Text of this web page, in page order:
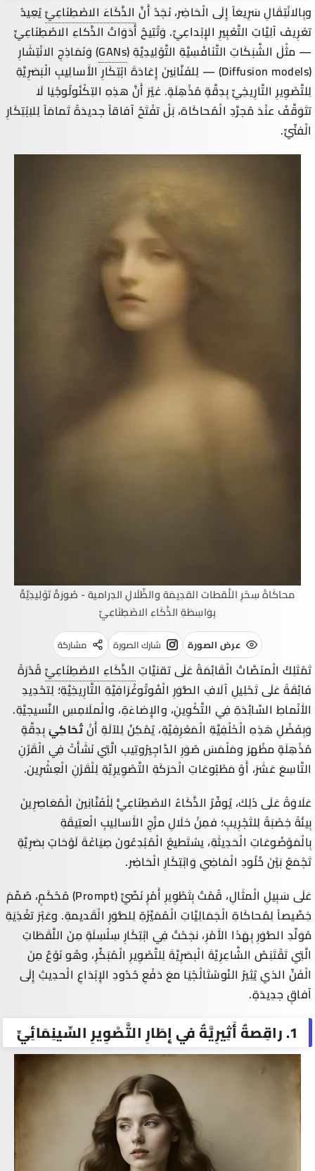
وبِالانْتِقَالِ سَرِيعَاً إِلَى الْحَاضِر، نَجَدُ أَنَّ الذَّكَاءَ الاصْطِنَاعِيَّيُعِيدُ
تعْرِيفَ آلِيَّاتِ التَّعْبِيرِ الإِبْداعِيِّ. وَتُتِيحُ أَدَوَاتُ الذَّكاءِ الاصْطِنَاعِيِّ
— مثْلَ الشَّبَكَاتِ التَّنَافُسِيَّةِ التَّوْلِيدِيَّةِ (GANs) وَنَمَاذِجِ الانْتِشَارِ
(
Diffusion models) — لِلفَنَّانِينَ إِعَادَةَ ابْتِكَارِ الأَسالِيبِ الْبَصَرِيَّةِ
لِلتَّصْوِيرِ التَّارِيخِيِّ بِدِقَّةٍ مُذْهِلَةٍ. غيْرَ أَنَّ هذِهِ التِكْنُولُوجْيَا لَا
تتَوَقَّفُ عنْدَ مُجرَّدِ الْمُحاكَاة، بَلْ تفْتَحُ آفاقاً جديدَةً تَمامَاً لِلاِبْتِكَارِ
الْفنِّيِّ.
محاكَاةُ سِحْرِ اللَّقطات القدِيمَة والظِّلَالِ الدِرامية - صُورَةٌ تَوْلِيدِيَّةٌ
بِوَاسِطَةِ الذَّكَاءِ الاصْطِنَاعِيِّ
عرض الصورة شارك الصورة مشاركة
تَمْتَلِكُ الْمنَصَّاتُ الْقَائِمَةُ عَلَى تقنيَّاتِ الذَّكَاءِ الاصْطِنَاعِيِّقُدْرَةً
فَائِقَةً عَلَى تَحْلِيلِ آلَافِ الصُّوَرِ الْفُوتُوغْرَافِيَّةِ التَّارِيخِيَّةِ؛ لِتحْدِيدِ
الأَنْماطِ السَّائِدَةِ فِي التَّكْوِينِ، والإِضاءَةِ، والْملَامِسِ النَّسيجيَّةِ.
وَبِفَضْلِ هَذِهِ الْخَلْفِيَّةِ الْمَعْرِفِيَّةِ، يُمْكِنُ لِلآلَةِ أَنْتُحَاكِيَبِدِقَّةٍ
مُذْهِلَةٍ مظْهرَ ومَلْمَسَ صُوَرِ الدَّاجِيرُوتِيبالَّتِي نَشَأَتْ فِي الْقَرْنِ
التَّاسِعَ عَشَرَ، أَوْ مَطْبُوعَاتِ الْحَرَكَةِ التَّصْوِيرِيَّةِلِلْقَرْنِ الْعِشْرِين.
عَلَاوَةً عَلَى ذَلِكَ، يُوفِّرُ الذَّكَاءُ الاصْطِنَاعِيُّ لِلْفَنَّانِينَ الْمُعَاصِرِينَ
بِيئَةً خِصْبَةً لِلتَجْرِيبِ؛ فمِنْ خلَالِ مزْجِ الأَسالِيبِ الْعتِيقَةِ
بِالْمَوْضُوعَاتِ الْحَدِيثَةِ، يسْتَطيعُ الْمُبْدِعُونَ صِيَاغَةَ لَوْحَاتٍ بصَرِيَّةٍ
تَجْمَعُ بَيْنَ خُلُودِ الْمَاضِي وَابْتِكَارِ الْحَاضِر.
عَلَى سَبِيلِ الْمثَالِ، قُمْتُ بِتَطْوِيرِ أَمْرٍ نَصِّيٍّ(
Prompt) مُحْكَمٍ، صُمِّمَ
خِصِّيصاً لِمُحاكَاةِ الْجَمَالِيَّاتِ الْمُمَيِّزَةِ لِلصُّوَرِ الْقَديمةِ. وعَبْرَ تغْذِيَةِ
مُوَلِّدِ الصُّوَرِ بِهَذَا الأَمْرِ، نجَحْتُ فِي ابْتِكَارِ سِلْسِلَةٍ مِنَ اللَّقَطَاتِ
الَّتِي تَقْتَنِصُ الشَّاعِرِيَّةَ الْبصَرِيَّةَ لِلتَّصْوِيرِ الْمُبَكِّرِ، وهُو نَوْعٌ مِنَ
الْفَنِّ الذي يُثِيرُ النُوسْتَالْجْيَا معَ دَفْعِ حُدُودِ الإِبْدَاعِ الْحدِيثِ إِلَى
آفاقٍ جدِيدَةٍ.
1. راقِصةٌ أَثِيرِيَّةٌ في إِطَارِ التَّصْوِيرِ السِّينِمَائِيِّ